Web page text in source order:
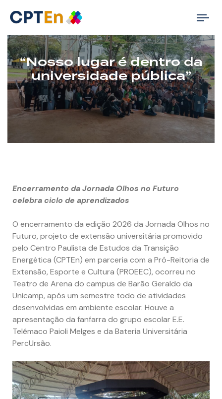
“Nosso lugar é dentro da
universidade pública”
Encerramento da Jornada Olhos no Futuro
celebra ciclo de aprendizados
O encerramento da edição 2026 da Jornada Olhos no
Futuro, projeto de extensão universitária promovido
pelo Centro Paulista de Estudos da Transição
Energética (CPTEn) em parceria com a Pró-Reitoria de
Extensão, Esporte e Cultura (PROEEC), ocorreu no
Teatro de Arena do campus de Barão Geraldo da
Unicamp, após um semestre todo de atividades
desenvolvidas em ambiente escolar. Houve a
apresentação da fanfarra do grupo escolar E.E.
Telêmaco Paioli Melges e da Bateria Universitária
PercUrsão.